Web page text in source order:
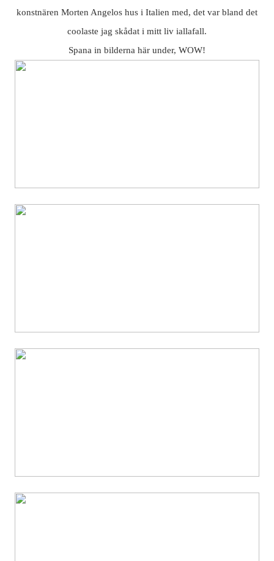
konstnären Morten Angelos hus i Italien med, det var bland det
coolaste jag skådat i mitt liv iallafall.
Spana in bilderna här under, WOW!